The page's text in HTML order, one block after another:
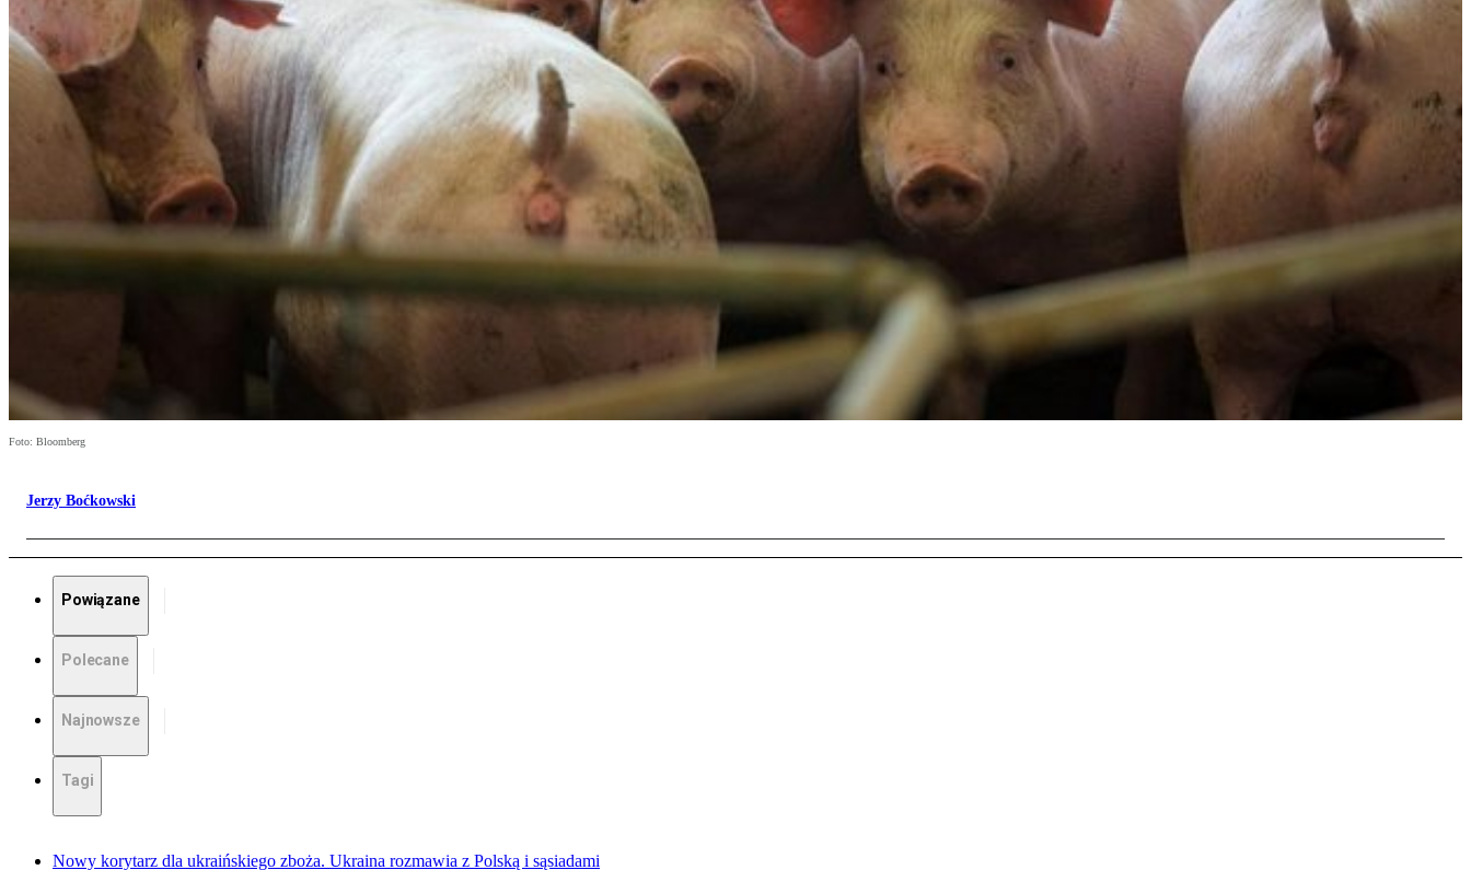
Foto: Bloomberg
Jerzy Boćkowski
Powiązane
Polecane
Najnowsze
Tagi
Nowy korytarz dla ukraińskiego zboża. Ukraina rozmawia z Polską i sąsiadami